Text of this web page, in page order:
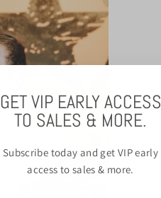
GET VIP EARLY ACCESS
TO SALES & MORE.
Subscribe today and get VIP early
access to sales & more.